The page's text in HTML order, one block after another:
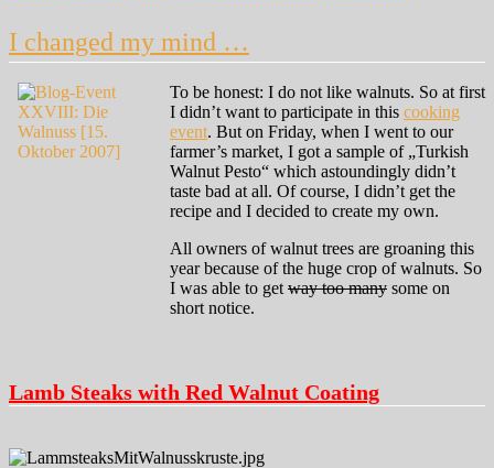
I changed my mind …
To be honest: I do not like walnuts. So at first
I didn’t want to participate in this cooking
event. But on Friday, when I went to our
farmer’s market, I got a sample of „Turkish
Walnut Pesto“ which astoundingly didn’t
taste bad at all. Of course, I didn’t get the
recipe and I decided to create my own.
All owners of walnut trees are groaning this
year because of the huge crop of walnuts. So
I was able to get way too many some on
short notice.
Lamb Steaks with Red Walnut Coating